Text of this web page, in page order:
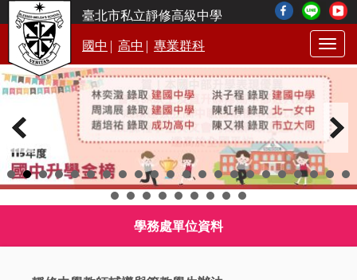
臺北市私立靜修高級中學
國中 | 高中 | 專業群科
學務處單位資料